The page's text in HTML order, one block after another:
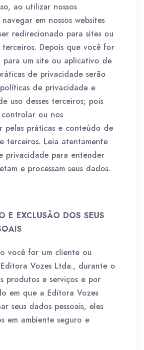
ao utilizar nossos
em nossos websites
redirecionado para sites ou
Depois que você for
para um site ou aplicativo de
de privacidade serão
de privacidade e
uso desses terceiros; pois
ou nos
pelas práticas e conteúdo de
terceiros. Leia atentamente
privacidade para entender
e processam seus dados.
E EXCLUSÃO DOS SEUS
for um cliente ou
Vozes Ltda., durante o
produtos e serviços e por
em que a Editora Vozes
seus dados pessoais, eles
em ambiente seguro e